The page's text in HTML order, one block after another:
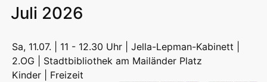
Juli 2026
Sa, 11.07. | 11 - 12.30 Uhr | Jella-Lepman-Kabinett |
2.OG | Stadtbibliothek am Mailänder Platz
Kinder | Freizeit